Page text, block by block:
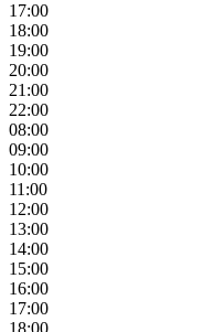
17:00
18:00
19:00
20:00
21:00
22:00
08:00
09:00
10:00
11:00
12:00
13:00
14:00
15:00
16:00
17:00